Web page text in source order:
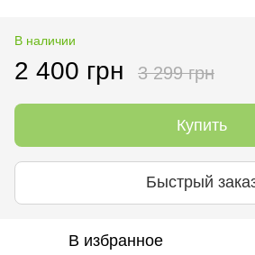
В наличии
2 400 грн 3 299 грн
Купить
Быстрый
В избранное